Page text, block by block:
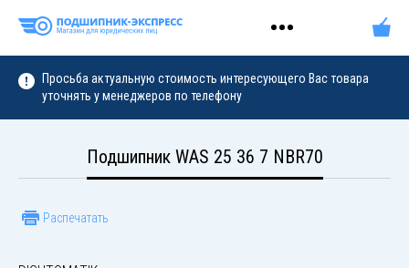
Просьба актуальную стоимость интересующего Вас товара
уточнять у менеджеров по телефону
Подшипник WAS 25 36 7 NBR70
Распечатать